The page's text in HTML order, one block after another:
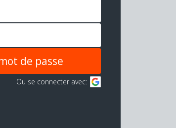
Ou se connecter avec: